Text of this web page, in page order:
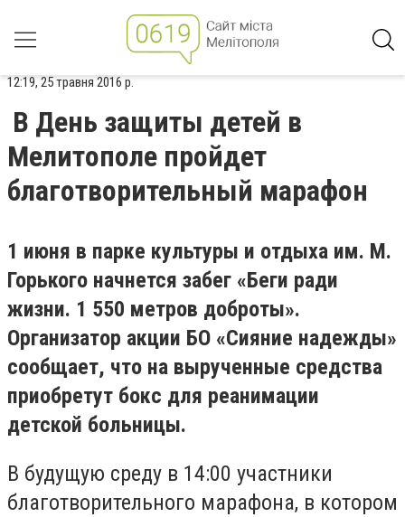
12:19, 25 травня 2016 р.
В День защиты детей в
Мелитополе пройдет
благотворительный марафон
1 июня в парке культуры и отдыха им. М.
Горького начнется забег «Беги ради
жизни. 1 550 метров доброты».
Организатор акции БО «Сияние надежды»
сообщает, что на вырученные средства
приобретут бокс для реанимации
детской больницы.
В будущую среду в 14:00 участники
благотворительного марафона, в котором